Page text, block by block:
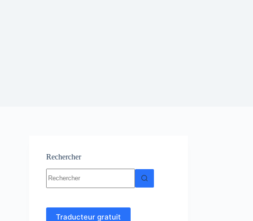
Rechercher
résultat
Traducteur gratuit